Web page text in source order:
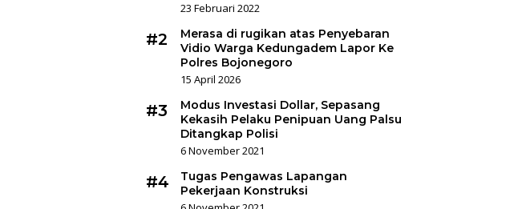
23 Februari 2022
#2
Merasa di rugikan atas Penyebaran
Vidio Warga Kedungadem Lapor Ke
Polres Bojonegoro
15 April 2026
#3
Modus Investasi Dollar, Sepasang
Kekasih Pelaku Penipuan Uang Palsu
Ditangkap Polisi
6 November 2021
#4
Tugas Pengawas Lapangan
Pekerjaan Konstruksi